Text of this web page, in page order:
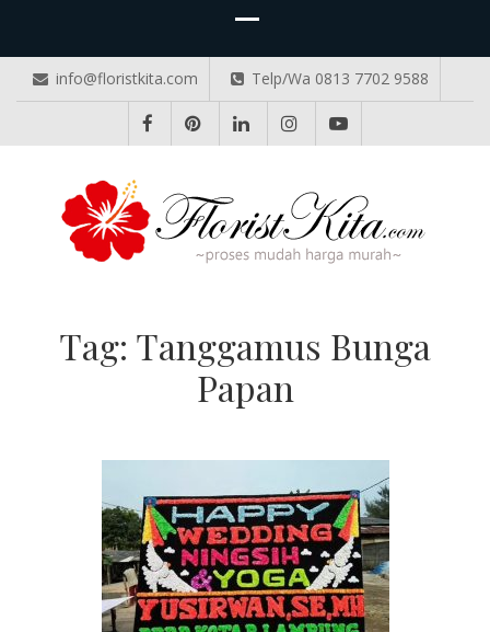
info@floristkita.com Telp/Wa 0813 7702 9588
Tag: Tanggamus Bunga
Papan